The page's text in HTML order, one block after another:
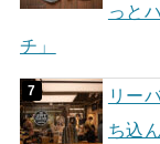
っと
チ」
リー
ち込